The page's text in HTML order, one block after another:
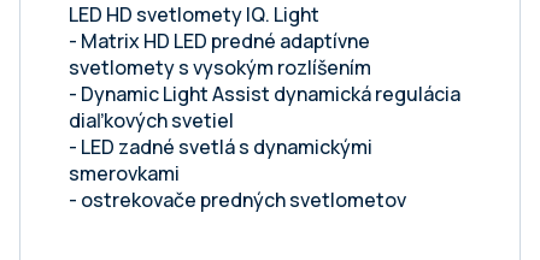
LED HD svetlomety IQ. Light
- Matrix HD LED predné adaptívne
svetlomety s vysokým rozlíšením
- Dynamic Light Assist dynamická regulácia
diaľkových svetiel
- LED zadné svetlá s dynamickými
smerovkami
- ostrekovače predných svetlometov